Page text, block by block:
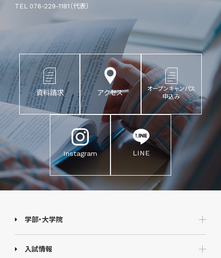
TEL 076-229-1181（代表）
資料請求 アクセス
オープンキャンパス
申込み
Instagram LINE
学部・大学院
入試情報